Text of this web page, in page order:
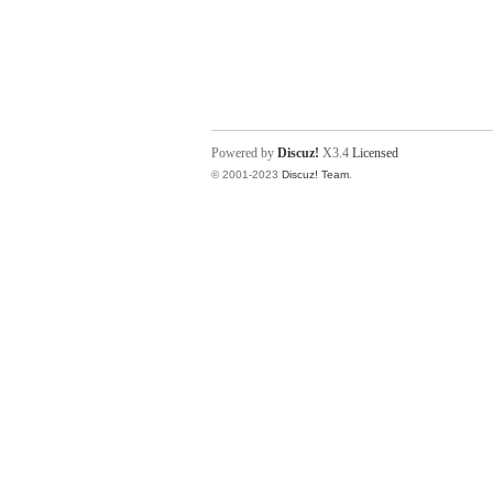
Powered by Discuz! X3.4 Licensed
© 2001-2023 Discuz! Team